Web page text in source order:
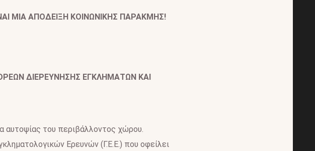
ΜΙΑ ΑΠΟΔΕΙΞΗ ΚΟΙΝΩΝΙΚΗΣ ΠΑΡΑΚΜΗΣ!
ΔΙΕΡΕΥΝΗΣΗΣ ΕΓΚΛΗΜΑΤΩΝ ΚΑΙ
αυτοψίας του περιβάλλοντος χώρου.
Ερευνών (Γ.Ε.Ε.) που οφείλει